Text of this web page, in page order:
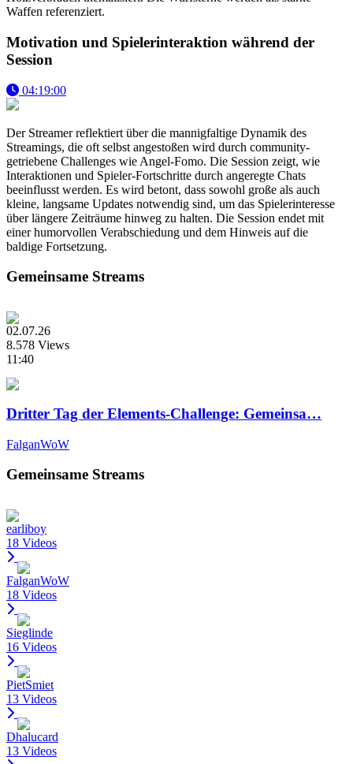
Waffen referenziert.
Motivation und Spielerinteraktion während der
Session
04:19:00
Der Streamer reflektiert über die mannigfaltige Dynamik des
Streamings, die oft selbst angestoßen wird durch community-
getriebene Challenges wie Angel-Fomo. Die Session zeigt, wie
Interaktionen und Spieler-Fortschritte durch angeregte Chats
beeinflusst werden. Es wird betont, dass sowohl große als auch
kleine, langsame Updates notwendig sind, um das Spielerinteresse
über längere Zeiträume hinweg zu halten. Die Session endet mit
einer humorvollen Verabschiedung und dem Hinweis auf die
baldige Fortsetzung.
Gemeinsame Streams
02.07.26
8.578 Views
11:40
Dritter Tag der Elements-Challenge: Gemeinsa…
FalganWoW
Gemeinsame Streams
earliboy
18 Videos
FalganWoW
18 Videos
Sieglinde
16 Videos
PietSmiet
13 Videos
Dhalucard
13 Videos